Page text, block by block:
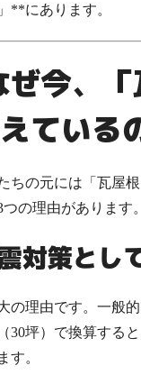
**にあります。
今、「
ている
ちの元には「瓦屋
つの理由があります。
対策とし
の理由です。一般
30坪）で換算すると
す。